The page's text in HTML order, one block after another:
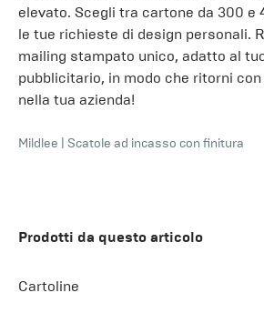
elevato. Scegli tra cartone da 300 e
le tue richieste di design personali.
mailing stampato unico, adatto al
pubblicitario, in modo che ritorni
nella tua azienda!
Mildlee Scatole ad incasso con finitura
Prodotti da questo articolo
Cartoline